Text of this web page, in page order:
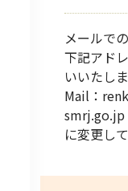
メールで
下記アド
いいたしま
Mail：
smrj.go.jp
に変更し